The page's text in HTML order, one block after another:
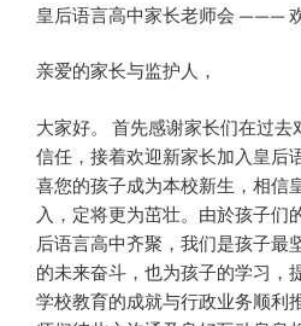
皇后语言高中家长老师会 ———
亲爱的家长与监护人，
大家好。 首先感谢家长们在过
信任，接着欢迎新家长加入皇后
喜您的孩子成为本校新生，相信
入，定将更为茁壮。由於孩子们
后语言高中齐聚，我们是孩子最
的未来奋斗，也为孩子的学习，
学校教育的成就与行政业务顺利